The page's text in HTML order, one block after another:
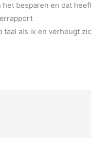
besparen en dat
taal als ik en verheugt